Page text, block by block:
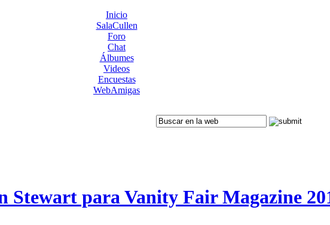
Inicio
SalaCullen
Foro
Chat
Álbumes
Videos
Encuestas
WebAmigas
Stewart para Vanity Fair Magazine